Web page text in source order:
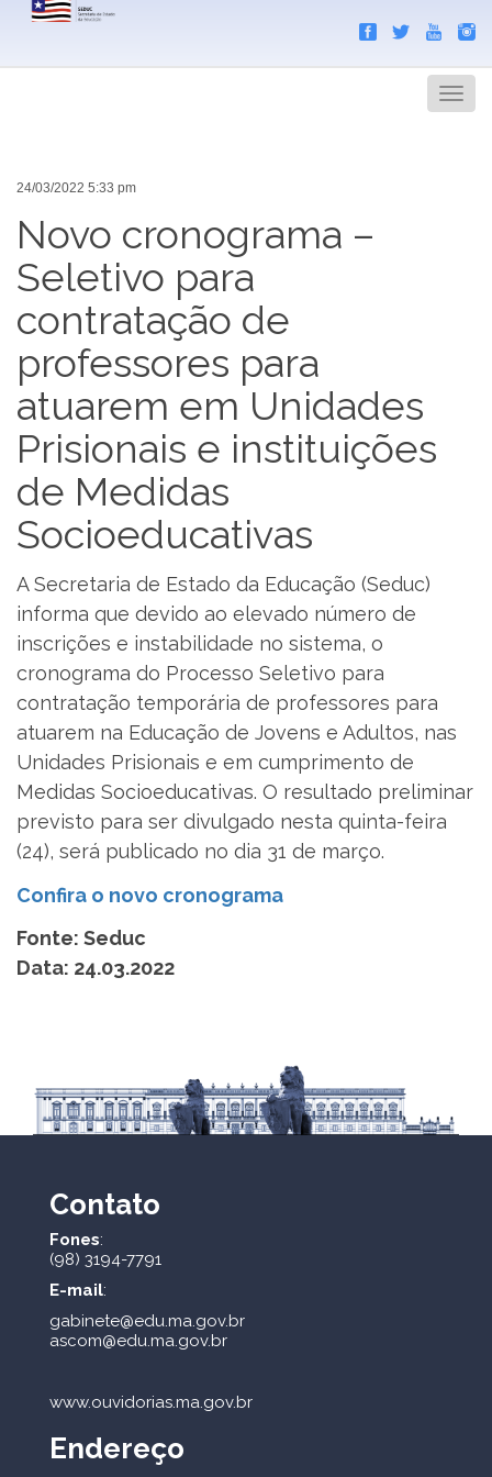
Menu
24/03/2022 5:33 pm
Novo cronograma –
Seletivo para
contratação de
professores para
atuarem em Unidades
Prisionais e instituições
de Medidas
Socioeducativas
A Secretaria de Estado da Educação (Seduc)
informa que devido ao elevado número de
inscrições e instabilidade no sistema, o
cronograma do Processo Seletivo para
contratação temporária de professores para
atuarem na Educação de Jovens e Adultos, nas
Unidades Prisionais e em cumprimento de
Medidas Socioeducativas. O resultado preliminar
previsto para ser divulgado nesta quinta-feira
(24), será publicado no dia 31 de março.
Confira o novo cronograma
Fonte: Seduc
Data: 24.03.2022
Contato
Fones:
(98) 3194-7791
E-mail:
gabinete@edu.ma.gov.br
ascom@edu.ma.gov.br
www.ouvidorias.ma.gov.br
Endereço